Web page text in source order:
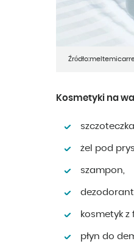
Kosmetyki na
żel pod
szampon,
dezodorant,
kosmetyk z
płyn do